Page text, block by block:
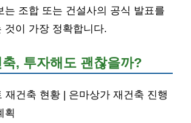
는 조합 또는 건설사의 공식 발표를
것이 가장 정확합니다.
, 투자해도 괜찮을까?
재건축 현황 | 은마상가 재건축 진행
획